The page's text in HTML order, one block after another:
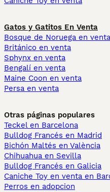
Gatos y Gatitos En Venta
Bosque de Noruega en venta
Británico en venta
Sphynx en venta
Bengalí en venta
Maine Coon en venta
Persa en venta
Otras páginas populares
Teckel en Barcelona
Bulldog Francés en Madrid
Bichón Maltés en València
Chihuahua en Sevilla
Bulldog Francés en Galicia
Caniche Toy en venta en
Perros en adopcion